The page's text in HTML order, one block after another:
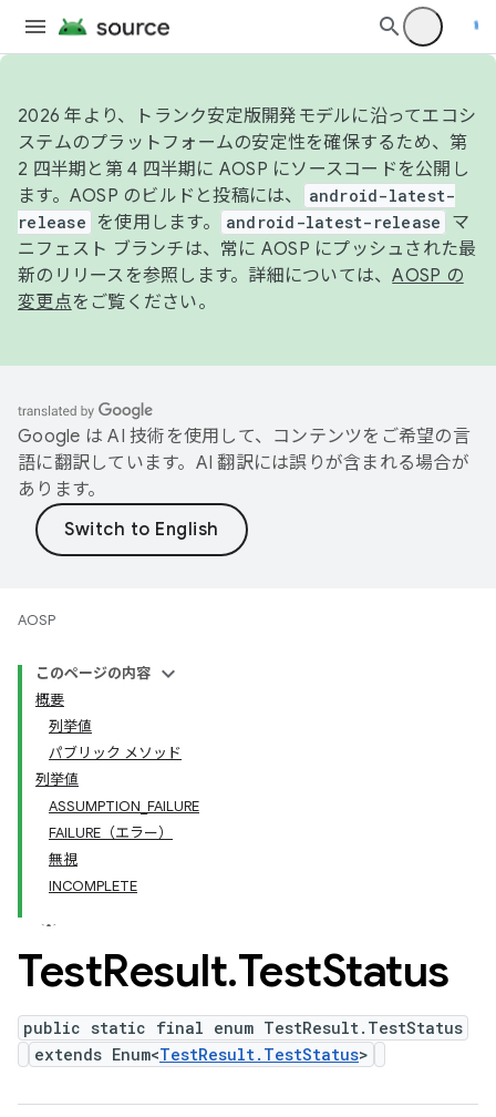
2026 年より、トランク安定版開発モデルに沿ってエコシ
ステムのプラットフォームの安定性を確保するため、第
2 四半期と第 4 四半期に AOSP にソースコードを公開し
ます。AOSP のビルドと投稿には、
android-latest-
release
を使用します。 android-latest-release
マ
ニフェスト ブランチは、常に AOSP にプッシュされた最
新のリリースを参照します。詳細については、AOSP の
変更点をご覧ください。
Google は AI 技術を使用して、コンテンツをご希望の言
語に翻訳しています。AI 翻訳には誤りが含まれる場合が
あります。
AOSP
このページの内容
概要
列挙値
パブリック メソッド
列挙値
ASSUMPTION_FAILURE
FAILURE（エラー）
無視
INCOMPLETE
TestResult.TestStatus
public static final enum TestResult.TestStatus
extends Enum<TestResult.TestStatus>